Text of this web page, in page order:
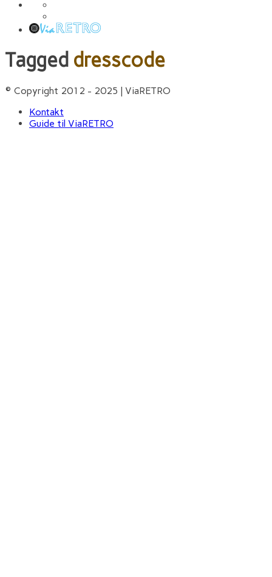
Tagged dresscode
© Copyright 2012 - 2025 | ViaRETRO
Kontakt
Guide til ViaRETRO